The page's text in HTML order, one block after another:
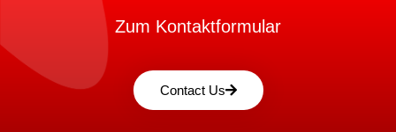
Zum Kontaktformular
Contact Us